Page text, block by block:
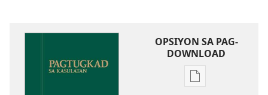
OPSIYON SA PAG-
DOWNLOAD
Opsiyon